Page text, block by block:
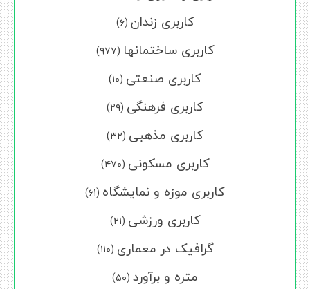
کاربری زندان (۶)
کاربری ساختمانها (۹۷۷)
کاربری صنعتی (۱۰)
کاربری فرهنگی (۲۹)
کاربری مذهبی (۳۲)
کاربری مسکونی (۴۷۰)
کاربری موزه و نمایشگاه (۶۱)
کاربری ورزشی (۲۱)
گرافیک در معماری (۱۱۰)
متره و برآورد (۵۰)